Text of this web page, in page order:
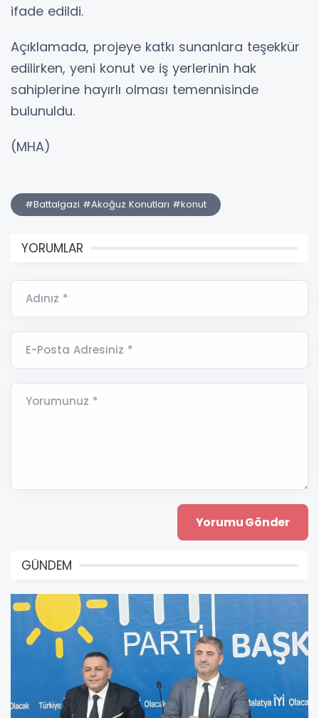
ifade edildi.
Açıklamada, projeye katkı sunanlara teşekkür
edilirken, yeni konut ve iş yerlerinin hak
sahiplerine hayırlı olması temennisinde
bulunuldu.
(MHA)
#Battalgazi #Akoğuz Konutları #konut
YORUMLAR
Adınız *
E-Posta Adresiniz *
Yorumunuz *
GÜNDEM